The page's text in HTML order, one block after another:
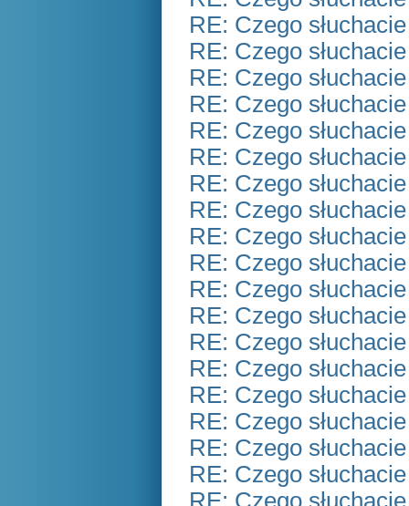
RE: Czego
RE: Czego
RE: Czego
RE: Czego
RE: Czego
RE: Czego
RE: Czego
RE: Czego
RE: Czego
RE: Czego
RE: Czego
RE: Czego
RE: Czego
RE: Czego
RE: Czego
RE: Czego
RE: Czego
RE: Czego
RE: Czego